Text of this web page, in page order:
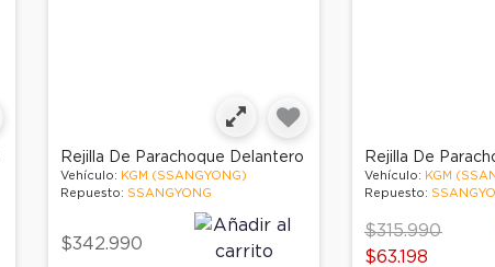
Rejilla De Parachoque Delantero
Vehículo: KGM (SSANGYONG)
Repuesto: SSANGYONG
$342.990
Rejilla De
Vehículo: KGM
Repuesto:
Price reduced
$315.990to
$63.198